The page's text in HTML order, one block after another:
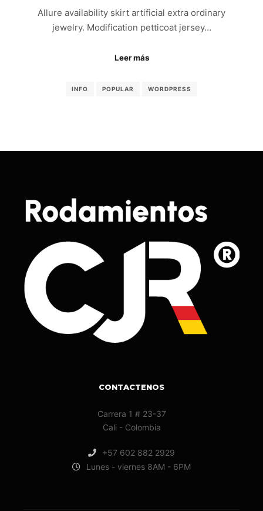
Allure availability skirt artificial extra ordinary
jewelry. Modification petticoat jersey…
Leer más
INFO POPULAR WORDPRESS
CONTACTENOS
Carrera 1 # 23-37
Cali - Colombia
+57 602 882 2929
Lunes - viernes 8AM - 6PM